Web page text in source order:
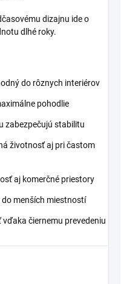
dizajnu ide o
dlhé roky.
do rôznych interiérov
pohodlie
zabezpečujú stabilitu
životnosť aj pri častom
aj komerčné priestory
menších miestností
čiernemu prevedeniu